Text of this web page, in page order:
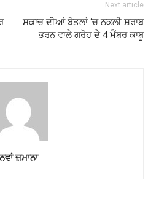
Next article
ਸਕਾਚ ਦੀਆਂ ਬੋਤਲਾਂ ‘ਚ ਨਕਲੀ ਸ਼ਰਾਬ
ਭਰਨ ਵਾਲੇ ਗਰੋਹ ਦੇ 4 ਮੈਂਬਰ ਕਾਬੂ
ਜ਼ਮਾਨਾ